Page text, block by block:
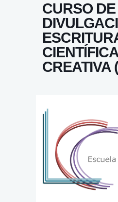
CURSO DE
CIENTÍFICA
CREATIVA